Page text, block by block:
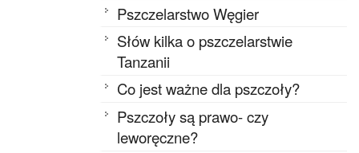
Pszczelarstwo Węgier
Słów kilka o pszczelarstwie
Tanzanii
Co jest ważne dla pszczoły?
Pszczoły są prawo- czy
leworęczne?